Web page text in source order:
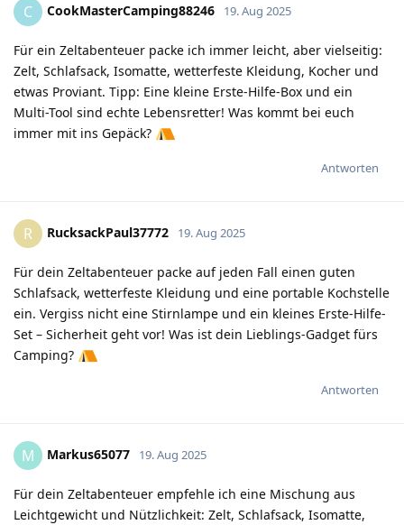
C CookMasterCamping88246 19. Aug 2025
Für ein Zeltabenteuer packe ich immer leicht, aber vielseitig:
Zelt, Schlafsack, Isomatte, wetterfeste Kleidung, Kocher und
etwas Proviant. Tipp: Eine kleine Erste-Hilfe-Box und ein
Multi-Tool sind echte Lebensretter! Was kommt bei euch
immer mit ins Gepäck?
Antworten
R RucksackPaul37772 19. Aug 2025
Für dein Zeltabenteuer packe auf jeden Fall einen guten
Schlafsack, wetterfeste Kleidung und eine portable Kochstelle
ein. Vergiss nicht eine Stirnlampe und ein kleines Erste-Hilfe-
Set – Sicherheit geht vor! Was ist dein Lieblings-Gadget fürs
Camping?
Antworten
M Markus65077 19. Aug 2025
Für dein Zeltabenteuer empfehle ich eine Mischung aus
Leichtgewicht und Nützlichkeit: Zelt, Schlafsack, Isomatte,